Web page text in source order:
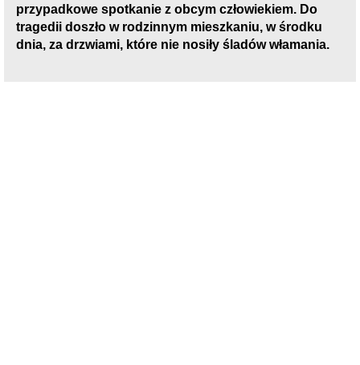
przypadkowe spotkanie z obcym człowiekiem. Do
tragedii doszło w rodzinnym mieszkaniu, w środku
dnia, za drzwiami, które nie nosiły śladów włamania.